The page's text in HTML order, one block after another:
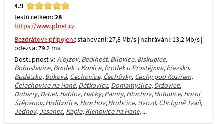
4.9
testů celkem:28
https://www.plnet.cz
Bezdrátové připojení: stahování: 27,8 Mb/s | nahrávání: 13,2 Mb/s |
odezva: 79,2 ms
Dostupnost v:Alojzov, Bedihošť, Bílovice, Biskupice,
Bohuslavice, Brodek u Konice, Brodek u Prostějova, Březsko,
Budětsko, Buková, Čechovice, Čechůvky, Čechy pod Kosířem,
Čelechovice na Hané, Dětkovice, Domamyslice, Držovice,
Dubany, Dzbel, Hablov, Hačky, Hamry, Hluchov, Holubice, Horní
Štěpánov, Hrdibořice, Hrochov, Hrubčice, Hvozd, Chobyně, Ivaň,
Jednov, Jesenec, Kaple, Klenovice na Hané, ...